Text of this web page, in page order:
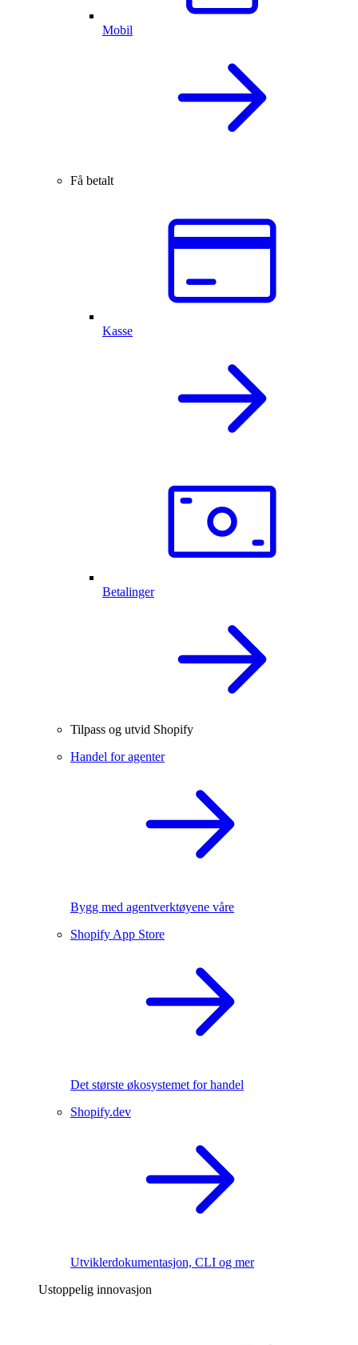
Mobil
Få betalt
Kasse
Betalinger
Tilpass og utvid Shopify
Handel for agenter
Bygg med agentverktøyene våre
Shopify App Store
Det største økosystemet for handel
Shopify.dev
Utviklerdokumentasjon, CLI og mer
Ustoppelig innovasjon